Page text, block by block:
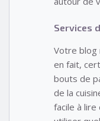
Services
Votre blog
en fait,
bouts de
de la
facile à lire